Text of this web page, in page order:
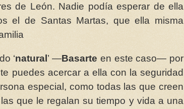
de León. Nadie podía esperar de ella
el de Santas Martas, que ella misma
‘natural ’ —Basarte en este caso— por
te puedes acercar a ella con la seguridad
especial, como todas las que creen
que le regalan su tiempo y vida a una